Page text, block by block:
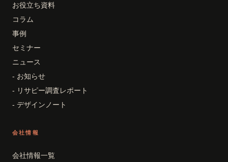
お役立ち資料
コラム
事例
セミナー
ニュース
- お知らせ
- リサピー調査レポート
- デザインノート
会社情報
会社情報一覧